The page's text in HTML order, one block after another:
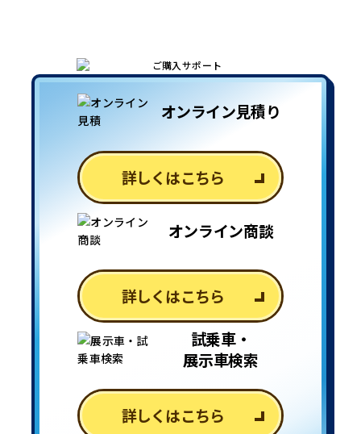
オンライン見積り
詳しくはこちら
オンライン商談
詳しくはこちら
試乗車・
展示車検索
詳しくはこちら